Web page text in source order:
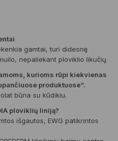
gamtai, turi didesnę
nepaliekant ploviklio likučių.
kurioms rūpi kiekvienas
produktuose”.
būna su kūdikiu.
ploviklių liniją?
išgautos, EWG patikrintos